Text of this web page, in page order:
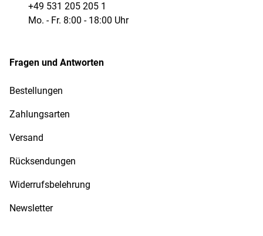
+49 531 205 205 1
Mo. - Fr. 8:00 - 18:00 Uhr
Fragen und Antworten
Bestellungen
Zahlungsarten
Versand
Rücksendungen
Widerrufsbelehrung
Newsletter